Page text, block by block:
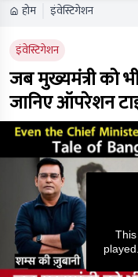
होम इंवेस्टिगेशन
इंवेस्टिगेशन
जब मुख्यमंत्री को
जानिए ऑपरेशन
played.